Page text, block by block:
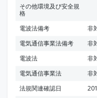
その他環境及び安全規
格
電波法備考
非
電気通信事業法備考
非
電波法
非
電気通信事業法
非
法規関連確認日